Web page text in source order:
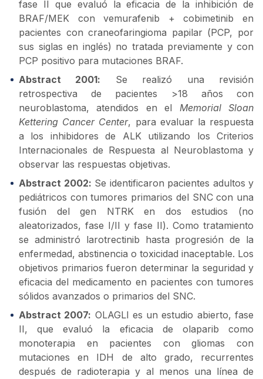
fase II que evaluó la eficacia de la inhibición de
BRAF/MEK con vemurafenib + cobimetinib en
pacientes con craneofaringioma papilar (PCP, por
sus siglas en inglés) no tratada previamente y con
PCP positivo para mutaciones BRAF.
Abstract 2001: Se realizó una revisión
retrospectiva de pacientes >18 años con
neuroblastoma, atendidos en el Memorial Sloan
Kettering Cancer Center, para evaluar la respuesta
a los inhibidores de ALK utilizando los Criterios
Internacionales de Respuesta al Neuroblastoma y
observar las respuestas objetivas.
Abstract 2002: Se identificaron pacientes adultos y
pediátricos con tumores primarios del SNC con una
fusión del gen NTRK en dos estudios (no
aleatorizados, fase I/II y fase II). Como tratamiento
se administró larotrectinib hasta progresión de la
enfermedad, abstinencia o toxicidad inaceptable. Los
objetivos primarios fueron determinar la seguridad y
eficacia del medicamento en pacientes con tumores
sólidos avanzados o primarios del SNC.
Abstract 2007: OLAGLI es un estudio abierto, fase
II, que evaluó la eficacia de olaparib como
monoterapia en pacientes con gliomas con
mutaciones en IDH de alto grado, recurrentes
después de radioterapia y al menos una línea de